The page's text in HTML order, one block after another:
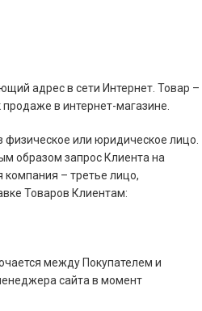
адрес в сети Интернет. Товар –
продаже в интернет-магазине.
физическое или юридическое лицо.
образом запрос Клиента на
компания – третье лицо,
Товаров Клиентам:
между Покупателем и
сайта в момент